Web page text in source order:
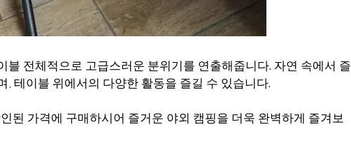
블 전체적으로 고급스러운 분위기를 연출해줍니다. 자연 속에서 즐
, 테이블 위에서의 다양한 활동을 즐길 수 있습니다.
된 가격에 구매하시어 즐거운 야외 캠핑을 더욱 완벽하게 즐겨보